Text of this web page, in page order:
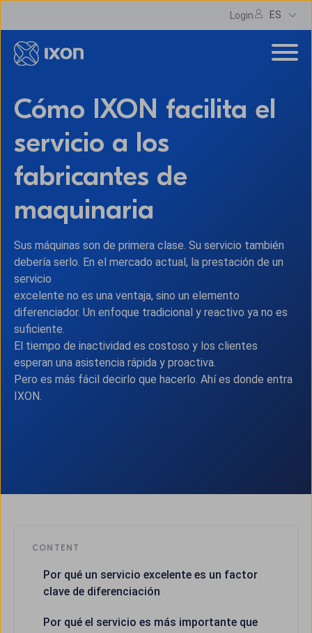
Login ES
Cómo IXON facilita el
servicio a los
fabricantes de
maquinaria
Sus máquinas son de primera clase. Su servicio también
debería serlo. En el mercado actual, la prestación de un
servicio
excelente no es una ventaja, sino un elemento
diferenciador. Un enfoque tradicional y reactivo ya no es
suficiente.
El tiempo de inactividad es costoso y los clientes
esperan una asistencia rápida y proactiva.
Pero es más fácil decirlo que hacerlo. Ahí es donde entra
IXON.
CONTENT
Por qué un servicio excelente es un factor
clave de diferenciación
Por qué el servicio es más importante que